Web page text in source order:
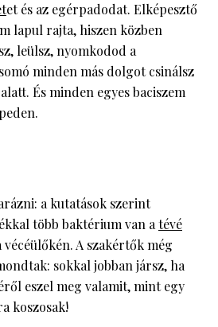
et és az egérpadodat. Elképesztő
lapul rajta, hiszen közben
leülsz, nyomkodod a
minden más dolgot csinálsz
És minden egyes baciszem
a kutatások szerint
több baktérium van atévé
A szakértők még
sokkal jobban jársz, ha
eszel meg valamit, mint egy
koszosak!